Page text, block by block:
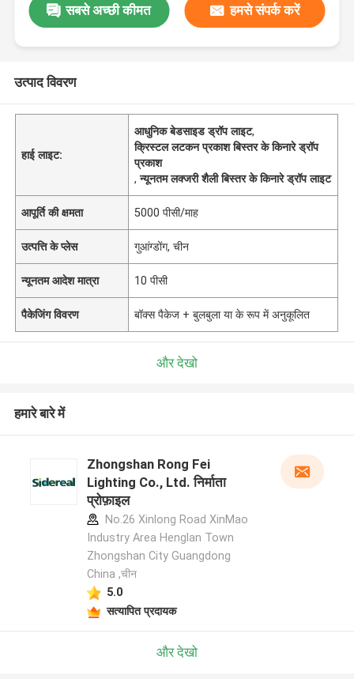
सबसे अच्छी कीमत हमसे संपर्क करें
उत्पाद विवरण
हाई लाइट:
आधुनिक बेडसाइड ड्रॉप लाइट,
क्रिस्टल लटकन प्रकाश बिस्तर के किनारे ड्रॉप
प्रकाश
,न्यूनतम लक्जरी शैली बिस्तर के किनारे ड्रॉप लाइट
आपूर्ति की क्षमता 5000 पीसी/माह
उत्पत्ति के प्लेस गुआंग्डोंग, चीन
न्यूनतम आदेश मात्रा 10 पीसी
पैकेजिंग विवरण बॉक्स पैकेज + बुलबुला या के रूप में अनुकूलित
और देखो
हमारे बारे में
Zhongshan Rong Fei
Lighting Co., Ltd. निर्माता
प्रोफ़ाइल
No.26 Xinlong Road XinMao
Industry Area Henglan Town
Zhongshan City Guangdong
China ,चीन
5.0
सत्यापित प्रदायक
और देखो